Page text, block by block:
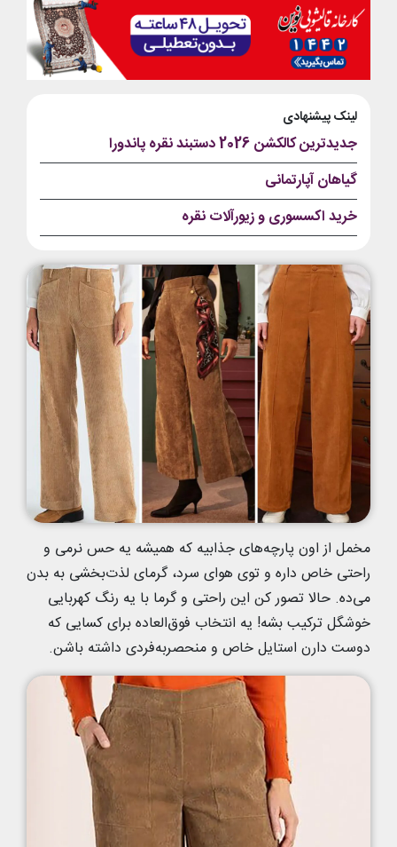
لینک پیشنهادی
جدیدترین کالکشن 2026 دستبند نقره پاندورا
گیاهان آپارتمانی
خرید اکسسوری و زیورآلات نقره
مخمل از اون پارچه‌های جذابیه که همیشه یه حس نرمی و
راحتی خاص داره و توی هوای سرد، گرمای لذت‌بخشی به بدن
می‌ده. حالا تصور کن این راحتی و گرما با یه رنگ کهربایی
خوشگل ترکیب بشه! یه انتخاب فوق‌العاده برای کسایی که
دوست دارن استایل خاص و منحصر‌به‌فردی داشته باشن.